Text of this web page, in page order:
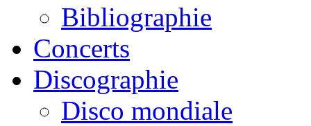
Bibliographie
Concerts
Discographie
Disco mondiale